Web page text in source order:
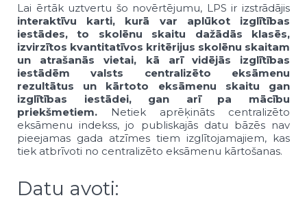
Lai ērtāk uztvertu šo novērtējumu, LPS ir izstrādājis
interaktīvu karti,
kurā var aplūkot izglītības
iestādes, to skolēnu skaitu dažādās klasēs,
izvirzītos kvantitatīvos kritērijus skolēnu skaitam
un atrašanās vietai, kā arī vidējās izglītības
iestādēm valsts centralizēto eksāmenu
rezultātus un kārtoto eksāmenu skaitu gan
izglītības iestādei, gan arī pa mācību
priekšmetiem. Netiek aprēķināts centralizēto
eksāmenu indekss, jo publiskajās datu bāzēs nav
pieejamas gada atzīmes tiem izglītojamajiem, kas
tiek atbrīvoti no centralizēto eksāmenu kārtošanas.
Datu avoti: